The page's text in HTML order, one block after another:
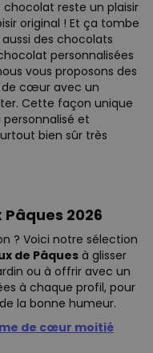
chocolat reste un plaisir
original ! Et ça tombe
des chocolats
personnalisées
vous proposons des
de cœur avec un
Cette façon unique
et
bien sûr très
2026
? Voici notre sélection
de Pâques à glisser
ou à offrir avec un
à chaque profil, pour
la bonne humeur.
de cœur moitié